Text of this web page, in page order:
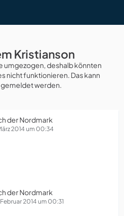
Kristianson
umgezogen, deshalb könnten
nicht funktionieren. Das kann
werden.
der Nordmark
2014 um 00:34
der Nordmark
2014 um 00:31